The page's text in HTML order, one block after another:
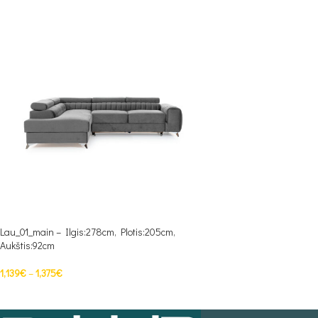
Lau_01_main – Ilgis:278cm, Plotis:205cm,
Aukštis:92cm
1,139€–1,375€